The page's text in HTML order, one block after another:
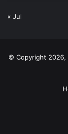
« Jul
© Copyright 2026,